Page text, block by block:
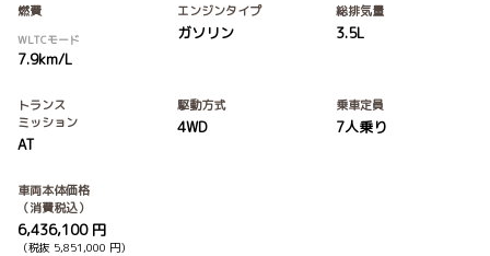
燃費
WLTCモード
7.9km/L
エンジンタイプ
ガソリン
総排気量
3.5L
トランス
ミッション
AT
駆動方式
4WD
乗車定員
7人乗り
車両本体価格
（消費税込）
6,436,100 円
（税抜 5,851,000 円）